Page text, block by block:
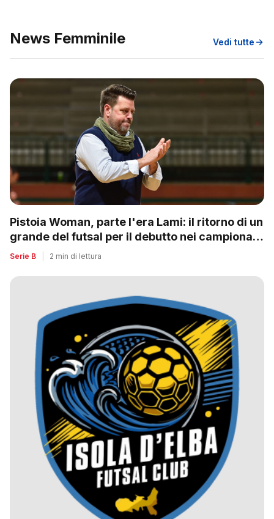
News Femminile Vedi tutte
Pistoia Woman, parte l'era Lami: il ritorno di un
grande del futsal per il debutto nei campionati
nazionali
Serie B 2 min di lettura